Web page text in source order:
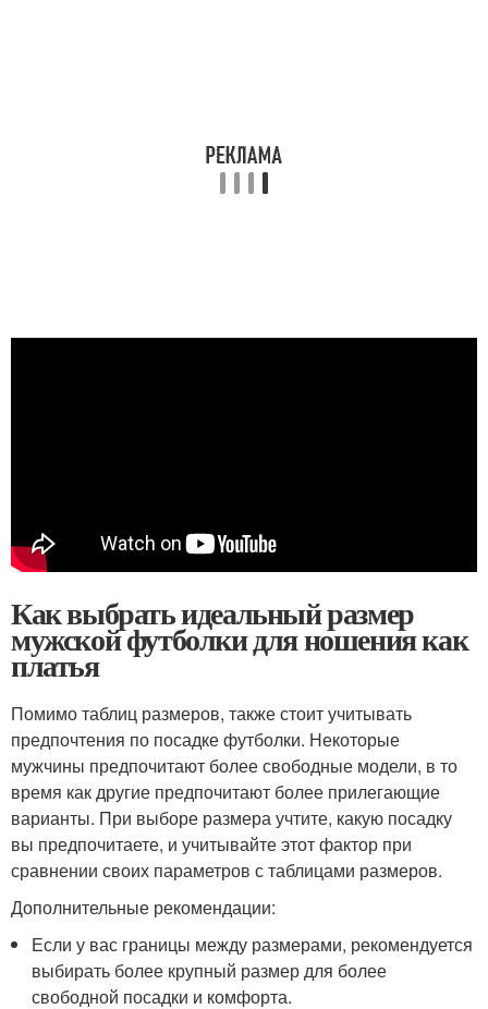
Как выбрать идеальный размер
мужской футболки для ношения как
платья
Помимо таблиц размеров, также стоит учитывать
предпочтения по посадке футболки. Некоторые
мужчины предпочитают более свободные модели, в то
время как другие предпочитают более прилегающие
варианты. При выборе размера учтите, какую посадку
вы предпочитаете, и учитывайте этот фактор при
сравнении своих параметров с таблицами размеров.
Дополнительные рекомендации:
Если у вас границы между размерами, рекомендуется
выбирать более крупный размер для более
свободной посадки и комфорта.